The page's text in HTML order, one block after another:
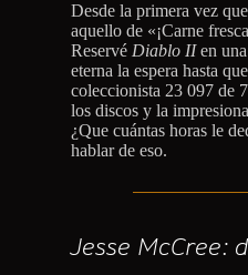
Desde la primera vez
aquello de «¡Carne
Reservé Diablo IIen
eterna la espera hasta
coleccionista 23 097 de
los discos y la
¿Que cuántas horas le
hablar de eso.
Jesse McCree: